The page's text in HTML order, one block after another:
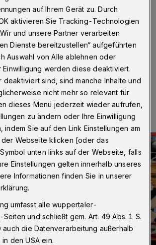
Hofgemeinschaft Kotthausen in
1-5) lädt für Sonntag (31. Mai
16 Uhr zum Hof-Flohmarkt ein.
Uhr Eine Minute Lesezeit
auf Ihrem Gerät zu. Durch
aktivieren Sie Tracking-Technologien
und unsere Partner verarbeiten
Dienste bereitzustellen“ aufgeführten
Auswahl von Alle ablehnen oder
Einwilligung werden diese deaktiviert.
deaktiviert sind, sind manche Inhalte und
nicht mehr so relevant für
dieses Menü jederzeit wieder aufrufen,
zu ändern oder Ihre Einwilligung
indem Sie auf den Link Einstellungen am
der Webseite klicken [oder das
unten links auf der Webseite, falls
Einstellungen gelten innerhalb unseres
Informationen finden Sie in unserer
umfasst alle wuppertaler-
und schließt gem. Art. 49 Abs. 1 S.
auch die Datenverarbeitung außerhalb
in den USA ein.